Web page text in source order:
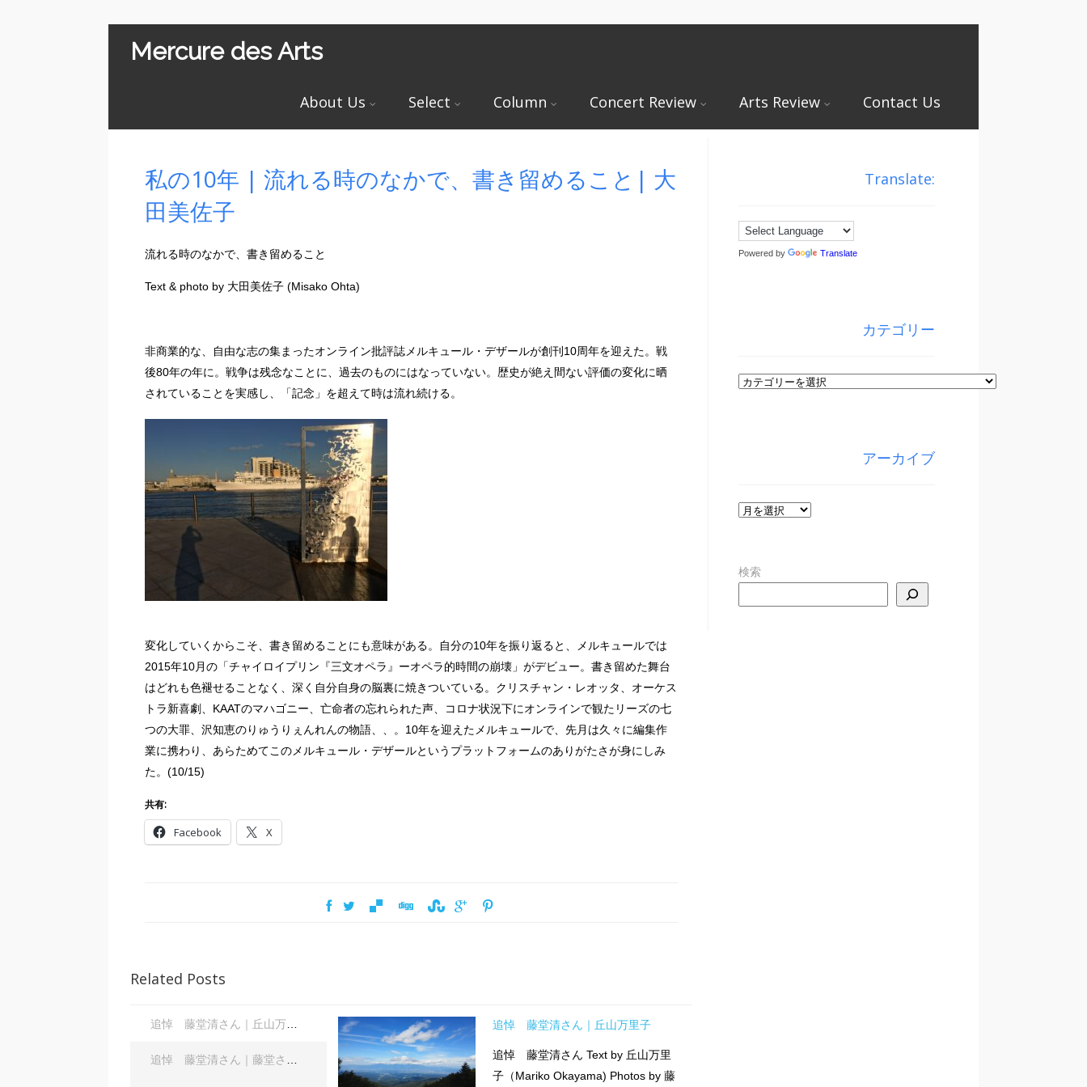
Mercure des Arts
About Us Select Column Concert Review Arts Review Contact Us
私の10年 | 流れる時のなかで、書き留めること| 大
田美佐子
流れる時のなかで、書き留めること
Text & photo by 大田美佐子 (Misako Ohta)
非商業的な、自由な志の集まったオンライン批評誌メルキュール・デザールが創刊10周年を迎えた。戦
後80年の年に。戦争は残念なことに、過去のものにはなっていない。歴史が絶え間ない評価の変化に晒
されていることを実感し、「記念」を超えて時は流れ続ける。
変化していくからこそ、書き留めることにも意味がある。自分の10年を振り返ると、メルキュールでは
2015年10月の「チャイロイプリン『三文オペラ』ーオペラ的時間の崩壊」がデビュー。書き留めた舞台
はどれも色褪せることなく、深く自分自身の脳裏に焼きついている。クリスチャン・レオッタ、オーケス
トラ新喜劇、KAATのマハゴニー、亡命者の忘れられた声、コロナ状況下にオンラインで観たリーズの七
つの大罪、沢知恵のりゅうりぇんれんの物語、、。10年を迎えたメルキュールで、先月は久々に編集作
業に携わり、あらためてこのメルキュール・デザールというプラットフォームのありがたさが身にしみ
た。(10/15)
共有:
Facebook X
Related Posts
追悼 藤堂清さん｜丘山万里子
追悼 藤堂清さん Text by 丘山万里
子（Mariko Okayama) Photos by 藤
Translate:
Powered by Translate
カテゴリー
カ
アーカイブ
ア
イ
検索